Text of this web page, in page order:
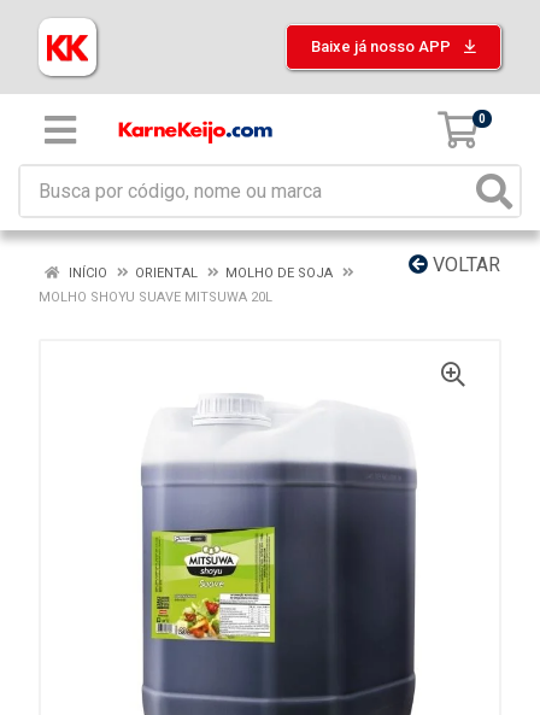
Baixe já nosso APP
0
VOLTAR
INÍCIO ORIENTAL
MOLHO DE SOJA
MOLHO SHOYU SUAVE MITSUWA 20L